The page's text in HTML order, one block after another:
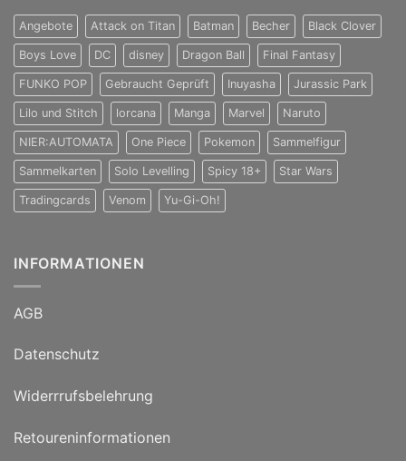
Angebote Attack on Titan Batman Becher Black Clover
Boys Love DC disney Dragon Ball Final Fantasy
FUNKO POP Gebraucht Geprüft Inuyasha Jurassic Park
Lilo und Stitch lorcana Manga Marvel Naruto
NIER:AUTOMATA One Piece Pokemon Sammelfigur
Sammelkarten Solo Levelling Spicy 18+ Star Wars
Tradingcards Venom Yu-Gi-Oh!
INFORMATIONEN
AGB
Datenschutz
Widerrrufsbelehrung
Retoureninformationen